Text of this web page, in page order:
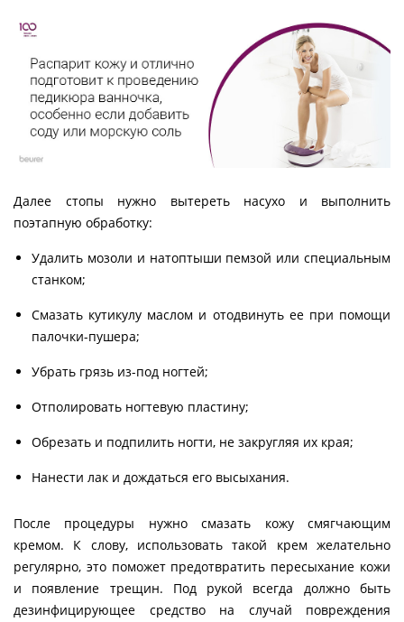
Далее стопы нужно вытереть насухо и выполнить
поэтапную обработку:
Удалить мозоли и натоптыши пемзой или специальным
станком;
Смазать кутикулу маслом и отодвинуть ее при помощи
палочки-пушера;
Убрать грязь из-под ногтей;
Отполировать ногтевую пластину;
Обрезать и подпилить ногти, не закругляя их края;
Нанести лак и дождаться его высыхания.
После процедуры нужно смазать кожу смягчающим
кремом. К слову, использовать такой крем желательно
регулярно, это поможет предотвратить пересыхание кожи
и появление трещин. Под рукой всегда должно быть
дезинфицирующее средство на случай повреждения